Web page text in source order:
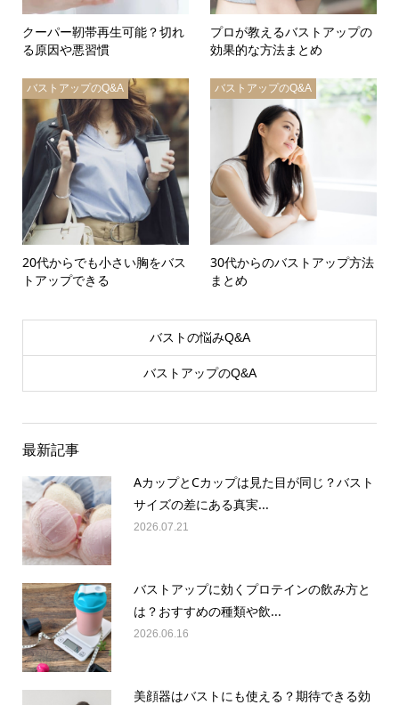
クーパー靭帯再生可能？切れ
る原因や悪習慣
プロが教えるバストアップの
効果的な方法まとめ
バストアップのQ&A
20代からでも小さい胸をバス
トアップできる
バストアップのQ&A
30代からのバストアップ方法
まとめ
バストの悩みQ&A
バストアップのQ&A
最新記事
AカップとCカップは見た目が同じ？バスト
サイズの差にある真実...
2026.07.21
バストアップに効くプロテインの飲み方と
は？おすすめの種類や飲...
2026.06.16
美顔器はバストにも使える？期待できる効